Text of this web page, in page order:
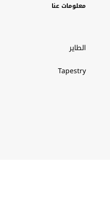
معلومات عنا
الطاير
Tapestry